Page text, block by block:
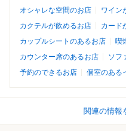
オシャレな空間のお店
ワイン
カクテルが飲めるお店
カード
カップルシートのあるお店
喫
カウンター席のあるお店
ソフ
予約のできるお店
個室のある
関連の情報